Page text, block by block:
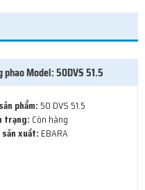
Model: 50DVS 51.5
phẩm: 50 DVS 51.5
trạng: Còn hàng
sản xuất: EBARA